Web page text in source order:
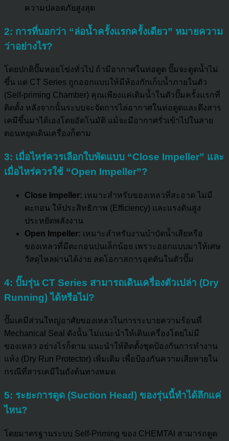
ความปลอดภัยสูงสุด
2: การที่บอกว่า “ล่อน้ำครั้งแรกครั้งเดียว” หมายความ
ว่าอย่างไร?
โดยปกติปั๊มหอยโข่งทั่วไป ถ้ามีอากาศในท่อดูด ปั๊มจะดูดน้ำไม่
ขึ้น แต่ CT Series ถูกออกแบบให้มีห้องกักเก็บน้ำภายในตัว
(Self-priming Chamber) คุณเพียงแค่เติมน้ำในตัวปั๊มครั้งแรกที่
ติดตั้ง หลังจากนั้นระบบจะจัดการไล่อากาศในท่อดูดและดึงสาร
เคมีขึ้นมาได้เองโดยอัตโนมัติ แม้จะมีอากาศรั่วเข้าไปในสาย
ตอนหยุดเดินเครื่องก็ตาม
3: เมื่อไหร่ควรเลือกใบพัดแบบ “Close Impeller” และ
เมื่อไหร่ควรใช้ “Open Impeller”?
Close Impeller: เหมาะสำหรับของเหลวที่สะอาด ไม่มี
ตะกอน ให้ประสิทธิภาพ (Efficiency) และแรงดันสูง
ประหยัดพลังงาน
Open Impeller: เหมาะสำหรับงานบำบัดน้ำเสียหรือ
ของเหลวที่มีตะกอนปนเล็กน้อย เพราะออกแบบมาให้เศษ
วัสดุไหลผ่านได้ง่าย ลดโอกาสการอุดตันในตัวปั๊ม
4: ปั๊มรุ่น CT Series สามารถเดินเครื่องตัวเปล่า (Dry
Running) ได้หรือไม่?
ปั๊มเคมีส่วนใหญ่อาศัยของเหลวในการระบายความร้อนที่
Mechanical Seal ดังนั้น ไม่แนะนำให้เดินเครื่องโดยไม่มี
ของเหลว อย่างไรก็ตาม แนะนำให้ติดตั้งชุดป้องกันการทำงาน
แห้ง (Dry Run Protector) เพิ่มเติม เพื่อป้องกันความเสียหายใน
กรณีที่สารเคมีในถังต้นทางหมด
5: ระยะการดูด (Suction Head) ของรุ่นนี้ทำได้ลึกแค่
ไหน?
โดยมาตรฐานระบบ Self-Priming ของ CHEMTAI สามารถดูด